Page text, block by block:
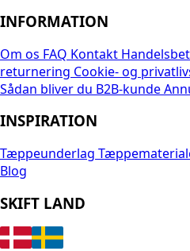
INFORMATION
Om os FAQ Kontakt
returnering Cookie- og
Sådan bliver du B2B-kunde
INSPIRATION
Tæppeunderlag
Blog
SKIFT LAND